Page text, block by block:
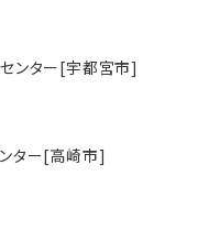
ンター[宇都宮市]
ター[高崎市]